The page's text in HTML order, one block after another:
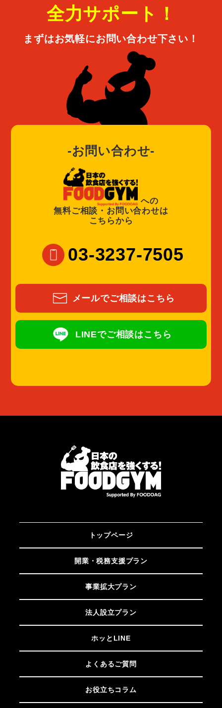
全力サポート！
まずはお気軽にお問い合わせ下さい！
お問い合わせ
への
無料ご相談・お問い合わせは
こちらから
03-3237-7505
メールでご相談はこちら
LINEでご相談はこちら
トップページ
開業・税務支援プラン
事業拡大プラン
法人設立プラン
ホッとLINE
よくあるご質問
お役立ちコラム